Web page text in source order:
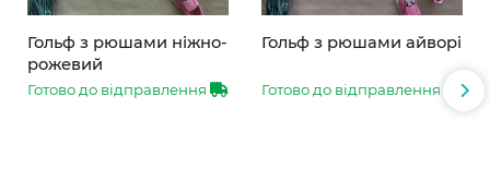
Гольф з рюшами ніжно-
рожевий
Готово до відправлення
Гольф з рюшами айворі
Готово до відправлення